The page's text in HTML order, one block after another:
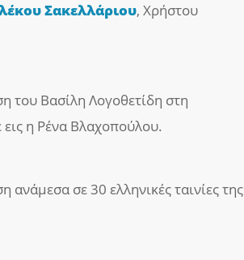
Σακελλάριου, Χρήστου
του Βασίλη Λογοθετίδη στη
η Ρένα Βλαχοπούλου.
σε 30 ελληνικές ταινίες της